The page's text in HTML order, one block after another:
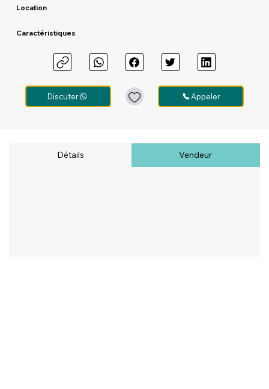
Location
Caractéristiques
Discuter Appeler
Détails Vendeur